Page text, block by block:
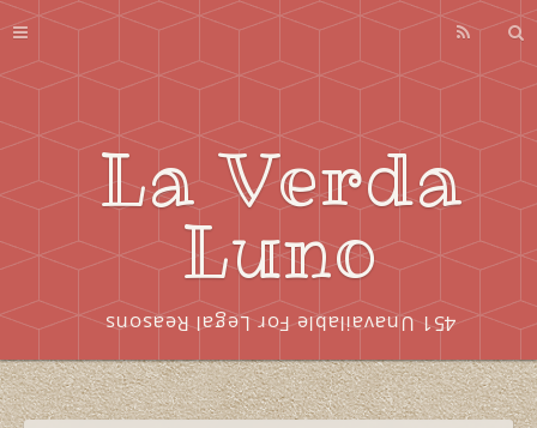
La Verda
Luno
451 Unavailable For Legal Reasons
Profile
About
Series
Index